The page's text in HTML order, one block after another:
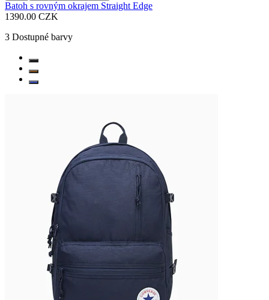
Batoh s rovným okrajem Straight Edge
1390.00 CZK
3 Dostupné barvy